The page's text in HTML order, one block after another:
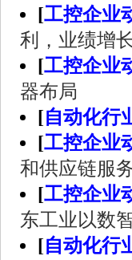
[工控企业
利，业绩增
[工控企业
器布局
[自动化行
[工控企业
和供应链服
[工控企业
东工业以数
[自动化行